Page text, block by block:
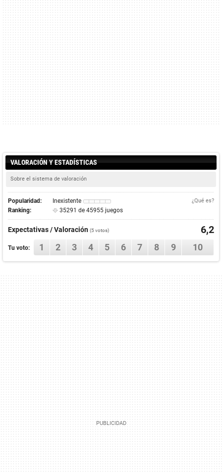
VALORACIÓN Y ESTADÍSTICAS
Sobre el sistema de valoración
Popularidad: Inexistente ¿Qué es?
Ranking: 35291 de 45955 juegos
Expectativas / Valoración (5votos) 6,2
Tu voto: 1 2 3 4 5 6 7 8 9 10